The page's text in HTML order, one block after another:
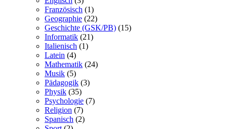
Französisch (1)
Geographie (22)
Geschichte (GSK/PB) (15)
Informatik (21)
Italienisch (1)
Latein (4)
Mathematik (24)
Musik (5)
Pädagogik (3)
Physik (35)
Psychologie (7)
Religion (7)
Spanisch (2)